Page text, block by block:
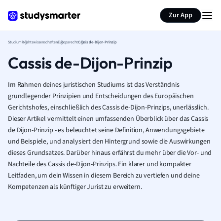
Zur App
StudiumRechtswissenschaftenEuroparechtCassis de-Dijon-Prinzip
Cassis de-Dijon-Prinzip
Im Rahmen deines juristischen Studiums ist das Verständnis
grundlegender Prinzipien und Entscheidungen des Europäischen
Gerichtshofes, einschließlich des Cassis de-Dijon-Prinzips, unerlässlich.
Dieser Artikel vermittelt einen umfassenden Überblick über das Cassis
de Dijon-Prinzip - es beleuchtet seine Definition, Anwendungsgebiete
und Beispiele, und analysiert den Hintergrund sowie die Auswirkungen
dieses Grundsatzes. Darüber hinaus erfährst du mehr über die Vor- und
Nachteile des Cassis de-Dijon-Prinzips. Ein klarer und kompakter
Leitfaden, um dein Wissen in diesem Bereich zu vertiefen und deine
Kompetenzen als künftiger Jurist zu erweitern.